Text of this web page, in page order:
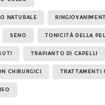
NATURALE
SENO TONICITÀ DELLA
TRAPIANTO DI CAPELLI
CHIRURGICI TRATTAMENTI